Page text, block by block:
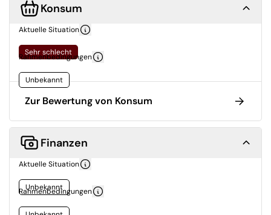
Konsum
Aktuelle Situation
Sehr schlecht
Rahmenbedingungen
Unbekannt
Zur Bewertung von Konsum
Finanzen
Aktuelle Situation
Unbekannt
Rahmenbedingungen